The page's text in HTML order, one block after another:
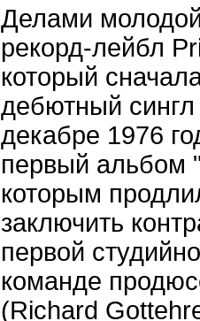
Делами
рекорд-лейбл
который
дебютный
декабре 1976
первый альбом
которым
заключить
первой
команде
(Richard